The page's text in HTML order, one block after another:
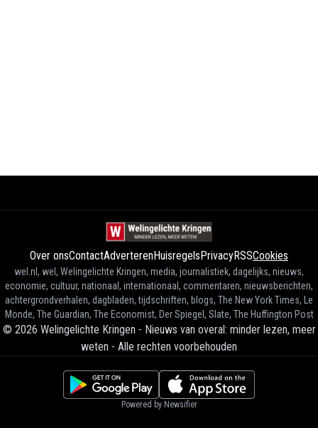
Over onsContactAdverterenHuisregelsPrivacyRSSCookies
wel.nl, wel, Welingelichte Kringen, media, journalistiek, dagelijks, nieuws,
economie, cultuur, nationaal, internationaal, commentaren, nieuwsberichten,
achtergrondverhalen, dagbladen, tijdschriften, blogs, The New York Times, Le
Monde, The Guardian, The Economist, Der Spiegel, Slate, The Huffington Post
© 2026 Welingelichte Kringen - Nieuws van overal: minder lezen, meer
weten - Alle rechten voorbehouden
Powered by Newsifier